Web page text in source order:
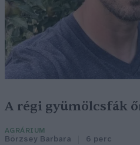
A régi gyümölcsfák
AGRÁRIUM
Börzsey Barbara 6 perc